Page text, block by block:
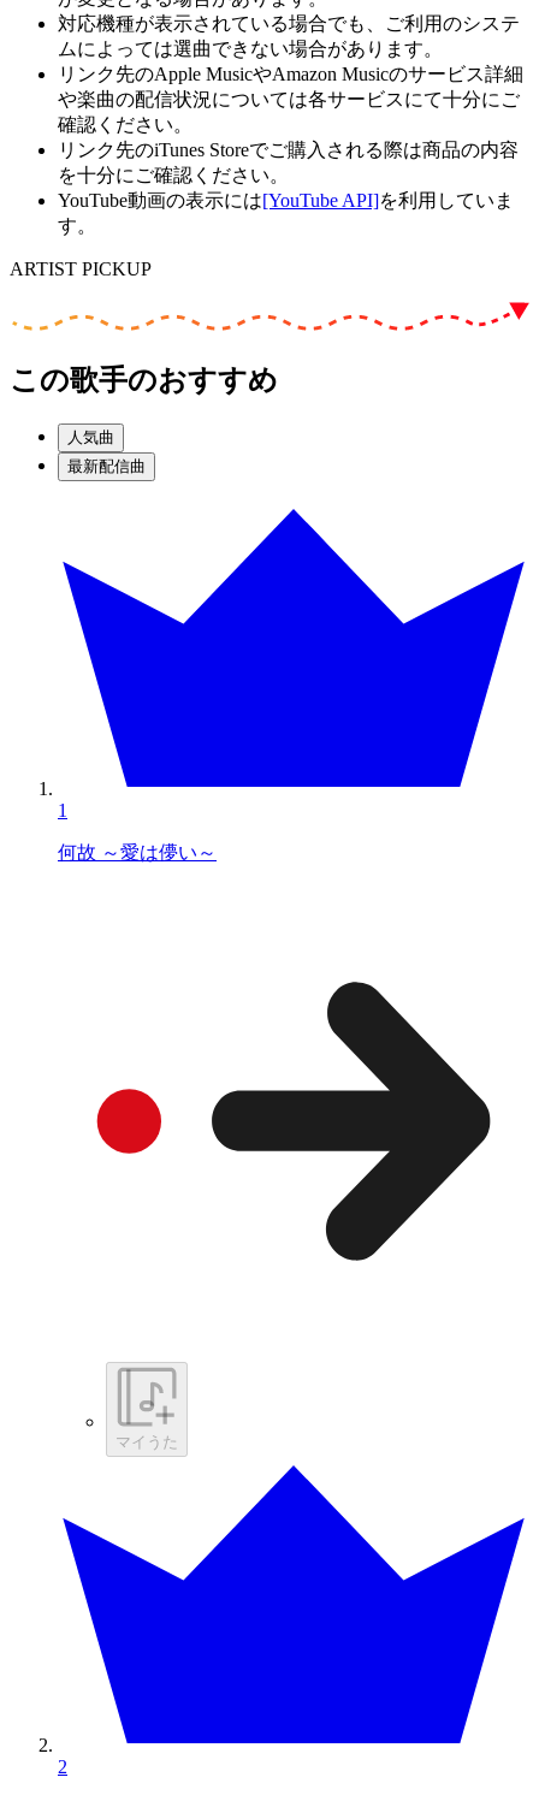
対応機種が表示されている場合でも、ご利用のシステ
ムによっては選曲できない場合があります。
リンク先のApple MusicやAmazon Musicのサービス詳細
や楽曲の配信状況については各サービスにて十分にご
確認ください。
リンク先のiTunes Storeでご購入される際は商品の内容
を十分にご確認ください。
YouTube動画の表示には[YouTube API]を利用していま
す。
ARTIST PICKUP
この歌手のおすすめ
人気曲
最新配信曲
1
何故 ～愛は儚い～
マイうた
2